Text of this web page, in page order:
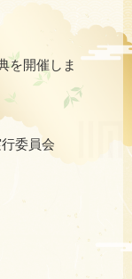
を開催しま
委員会